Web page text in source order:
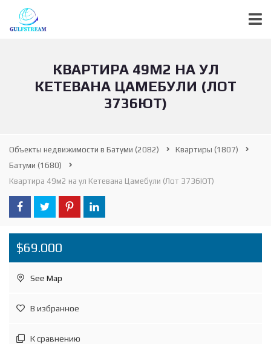
КВАРТИРА 49М2 НА УЛ
КЕТЕВАНА ЦАМЕБУЛИ (ЛОТ
3736ЮТ)
Объекты недвижимости в Батуми (2082) Квартиры (1807)
Батуми (1680)
Квартира 49м2 на ул Кетевана Цамебули (Лот 3736ЮТ)
$69.000
See Map
В избранное
К сравнению